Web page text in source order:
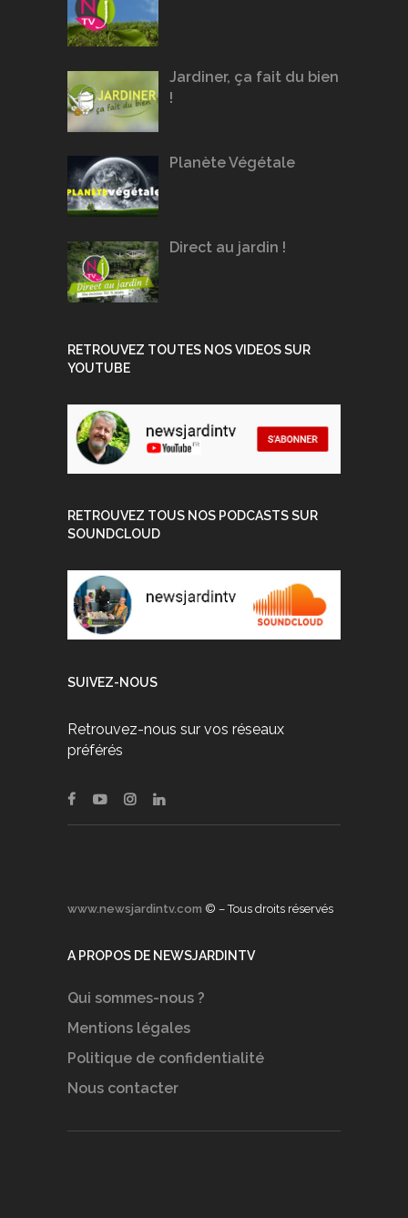
Jardiner, ça fait du bien
!
Planète Végétale
Direct au jardin !
RETROUVEZ TOUTES NOS VIDEOS SUR
YOUTUBE
RETROUVEZ TOUS NOS PODCASTS SUR
SOUNDCLOUD
SUIVEZ-NOUS
Retrouvez-nous sur vos réseaux
préférés
www.newsjardintv.com © – Tous droits réservés
A PROPOS DE NEWSJARDINTV
Qui sommes-nous ?
Mentions légales
Politique de confidentialité
Nous contacter